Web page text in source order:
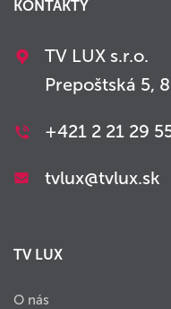
KONTAKTY
TV LUX s.r.o.
Prepoštská 5,
+421 2 21 29
tvlux@tvlux.sk
TV LUX
O nás